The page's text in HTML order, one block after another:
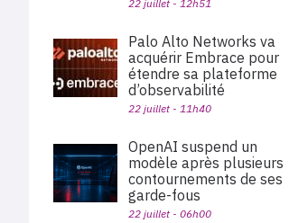
22 juillet - 12h51
Palo Alto Networks va
acquérir Embrace pour
étendre sa plateforme
d’observabilité
22 juillet - 11h40
OpenAI suspend un
modèle après plusieurs
contournements de ses
garde-fous
22 juillet - 06h00